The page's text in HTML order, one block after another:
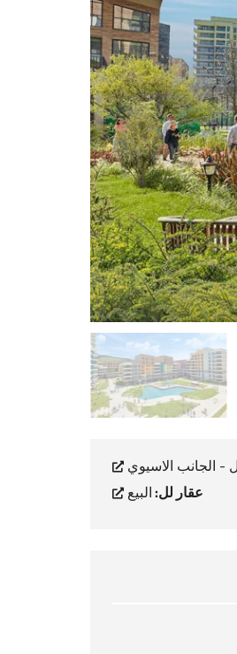
- الجانب الاسيوي
عقار لل:البيع